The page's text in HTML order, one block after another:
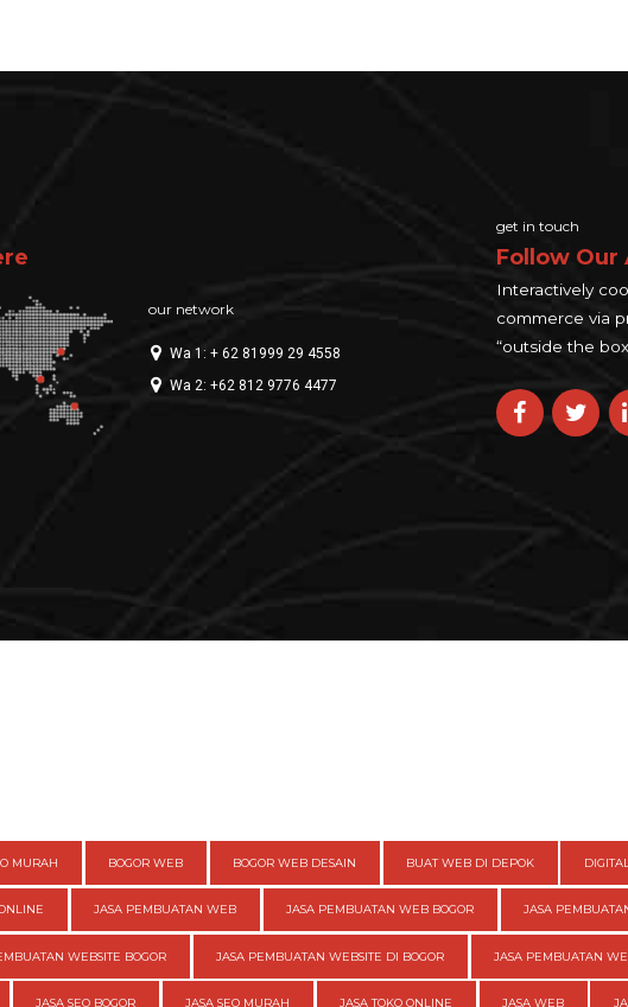
our network
Wa 1: + 62 81999 29 4558
Wa 2: +62 812 9776 4477
get in touch
Follow
Interactively
commerce via
“outside the
MURAH BOGOR WEB BOGOR WEB DESAIN BUAT WEB DI DEPOK
JASA PEMBUATAN WEB JASA PEMBUATAN WEB BOGOR JASA
WEBSITE BOGOR JASA PEMBUATAN WEBSITE DI BOGOR JASA PEMBUATAN
JASA SEO BOGOR JASA SEO MURAH JASA TOKO ONLINE JASA WEB